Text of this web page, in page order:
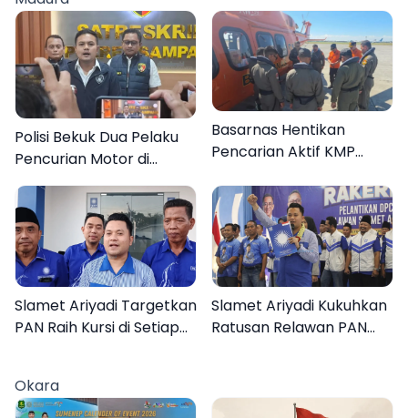
Polisi Bekuk Dua Pelaku
Pencurian Motor di
Bajrasokah Sampang
Basarnas Hentikan
Pencarian Aktif KMP
Orang Masih Hilang
Slamet Ariyadi Targetkan
PAN Raih Kursi di Setiap
Slamet Ariyadi Kukuhkan
Ratusan Relawan PAN
Rakyat
Okara